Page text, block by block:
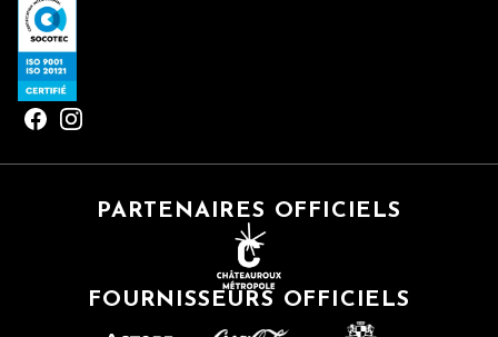
PARTENAIRES OFFICIELS
FOURNISSEURS OFFICIELS